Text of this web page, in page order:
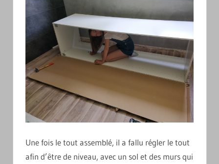
Une fois le tout assemblé, il a fallu régler le tout
afin d’être de niveau, avec un sol et des murs qui